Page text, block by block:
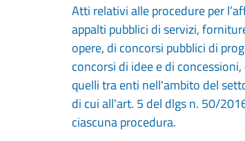
Atti relativi alle procedure per
appalti pubblici di servizi,
opere, di concorsi pubblici di
concorsi di idee e di
quelli tra enti nell'ambito del
di cui all'art. 5 del dlgs n. 50/
ciascuna procedura.